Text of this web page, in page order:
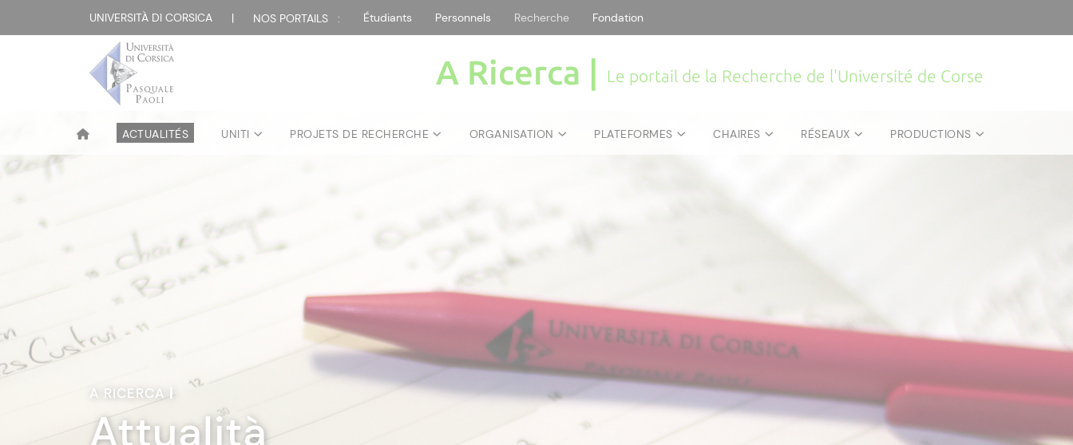
UNIVERSITÀ DI CORSICA | NOS PORTAILS : Étudiants Personnels Recherche Fondation
A Ricerca | Le portail de la Recherche de l'Université de Corse
ACTUALITÉS UNITI PROJETS DE RECHERCHE ORGANISATION PLATEFORMES CHAIRES RÉSEAUX PRODUCTIONS
A RICERCA|
Attualità